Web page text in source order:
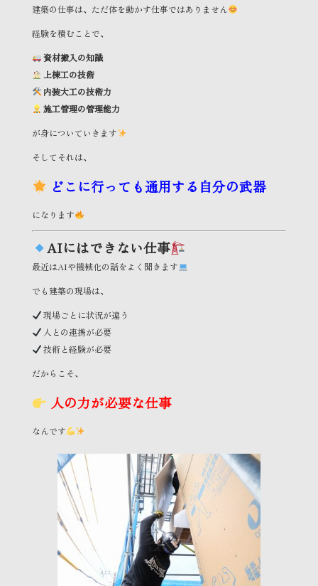
建築の仕事は、ただ体を動かす仕事ではありません
経験を積むことで、
資材搬入の知識
上棟工の技術
内装大工の技術力
施工管理の管理能力
が身についていきます
そしてそれは、
どこに行っても通用する自分の武器
になります
AIにはできない仕事
最近はAIや機械化の話をよく聞きます
でも建築の現場は、
現場ごとに状況が違う
人との連携が必要
技術と経験が必要
だからこそ、
人の力が必要な仕事
なんです